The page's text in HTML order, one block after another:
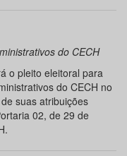
do CECH
o pleito eleitoral para
do CECH no
suas atribuições
02, de 29 de